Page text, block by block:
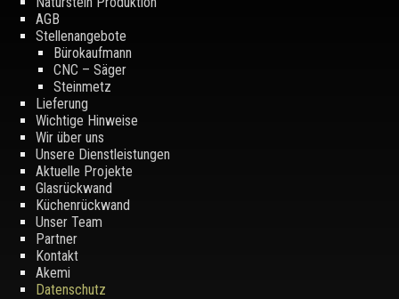
AGB
Stellenangebote
Bürokaufmann
CNC – Säger
Steinmetz
Lieferung
Wichtige Hinweise
Wir über uns
Unsere Dienstleistungen
Aktuelle Projekte
Glasrückwand
Küchenrückwand
Unser Team
Partner
Kontakt
Akemi
Datenschutz